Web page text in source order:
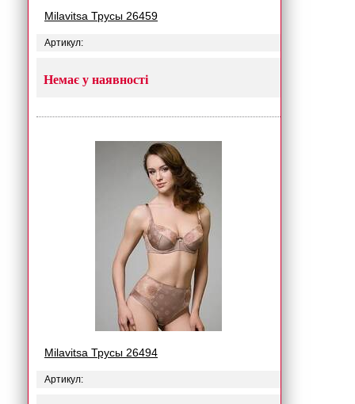
Milavitsa Трусы 26459
Артикул:
Немає у наявності
Milavitsa Трусы 26494
Артикул: